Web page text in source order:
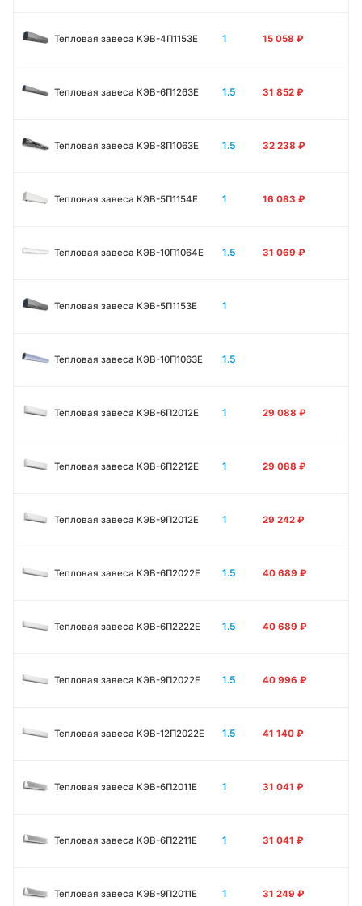
Тепловая завеса КЭВ-4П1153E 1 15 058 ₽
Тепловая завеса КЭВ-6П1263E 1.5 31 852 ₽
Тепловая завеса КЭВ-8П1063E 1.5 32 238 ₽
Тепловая завеса КЭВ-5П1154E 1 16 083 ₽
Тепловая завеса КЭВ-10П1064E 1.5 31 069 ₽
Тепловая завеса КЭВ-5П1153E 1
Тепловая завеса КЭВ-10П1063E 1.5
Тепловая завеса КЭВ-6П2012Е 1 29 088 ₽
Тепловая завеса КЭВ-6П2212Е 1 29 088 ₽
Тепловая завеса КЭВ-9П2012Е 1 29 242 ₽
Тепловая завеса КЭВ-6П2022Е 1.5 40 689 ₽
Тепловая завеса КЭВ-6П2222Е 1.5 40 689 ₽
Тепловая завеса КЭВ-9П2022Е 1.5 40 996 ₽
Тепловая завеса КЭВ-12П2022Е 1.5 41 140 ₽
Тепловая завеса КЭВ-6П2011E 1 31 041 ₽
Тепловая завеса КЭВ-6П2211E 1 31 041 ₽
Тепловая завеса КЭВ-9П2011E 1 31 249 ₽